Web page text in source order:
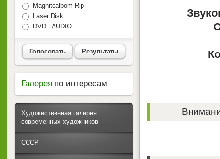
Magnitoalbom Rip
Laser Disk
DVD - AUDIO
Голосовать Результаты
Галерея по интересам
Художественная галерея
современных художников
СССР